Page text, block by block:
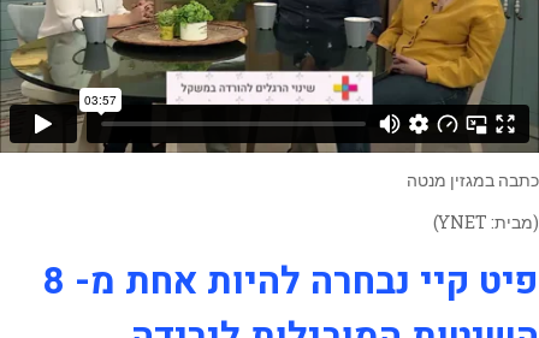
כתבה במגזין מנטה
(מבית: YNET)
פיט קיי נבחרה להיות אחת מ- 8